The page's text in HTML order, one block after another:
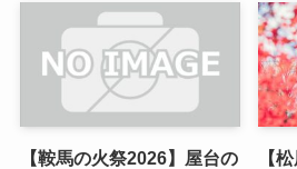
【鞍馬の火祭2026】屋台の
【